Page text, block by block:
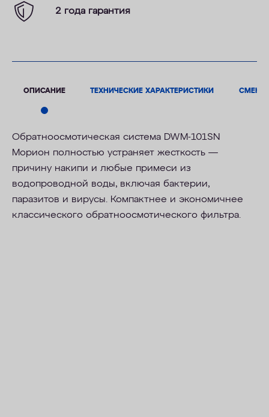
2 года гарантия
ОПИСАНИЕ ТЕХНИЧЕСКИЕ ХАРАКТЕРИСТИКИ
Обратноосмотическая система DWM-101SN
Морион полностью устраняет жесткость —
причину накипи и любые примеси из
водопроводной воды, включая бактерии,
паразитов и вирусы. Компактнее и экономичнее
классического обратноосмотического фильтра.